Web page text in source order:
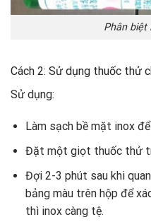
Phân biệt
Cách 2: Sử dụng thuốc thử
Sử dụng:
Làm sạch bề mặt inox
Đặt một giọt thuốc thử
Đợi 2-3 phút sau khi
bảng màu trên hộp để
thì inox càng tệ.